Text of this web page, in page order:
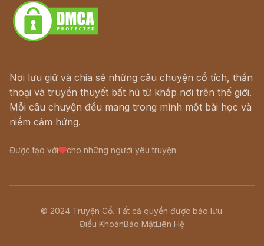
Nơi lưu giữ và chia sẻ những câu chuyện cổ tích, thần
thoại và truyền thuyết bất hủ từ khắp nơi trên thế giới.
Mỗi câu chuyện đều mang trong mình một bài học và
niềm cảm hứng.
Được tạo với cho những người yêu truyện
© 2024 Truyện Cổ. Tất cả quyền được bảo lưu.
Điều KhoảnBảo MậtLiên Hệ